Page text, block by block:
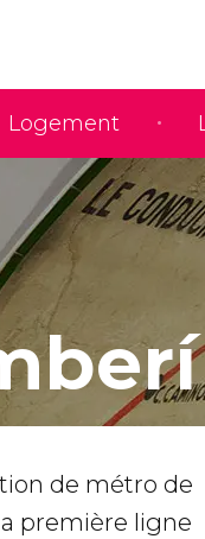
Logement
de métro de
première ligne